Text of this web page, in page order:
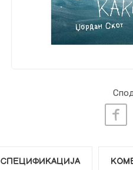
СПЕЦИФИКАЦИЈА